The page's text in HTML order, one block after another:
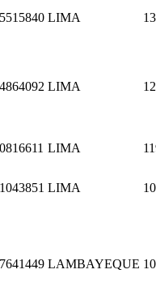
LIMA
LIMA
LIMA
LIMA
LAMBAYEQUE